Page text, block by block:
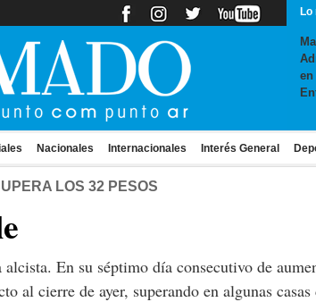
Lo
Nacionales Internacionales Interés General
LOS 32 PESOS
En su séptimo día consecutivo de
al cierre de ayer, superando en algunas